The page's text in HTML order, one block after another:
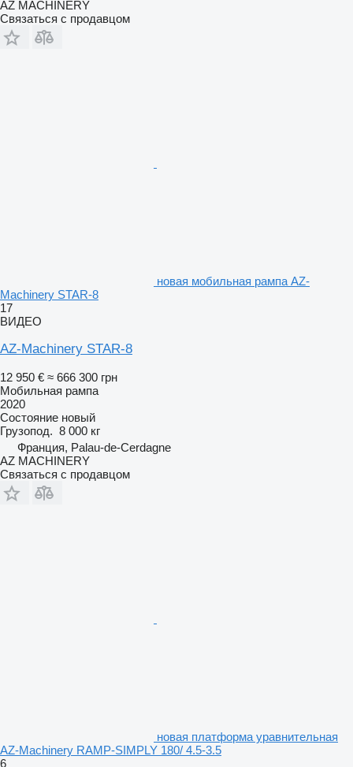
AZ MACHINERY
Связаться с продавцом
новая мобильная рампа AZ-
Machinery STAR-8
17
ВИДЕО
AZ-Machinery STAR-8
12 950 € ≈ 666 300 грн
Мобильная рампа
2020
Состояние новый
Грузопод. 8 000 кг
Франция, Palau-de-Cerdagne
AZ MACHINERY
Связаться с продавцом
новая платформа уравнительная
AZ-Machinery RAMP-SIMPLY 180/ 4.5-3.5
6